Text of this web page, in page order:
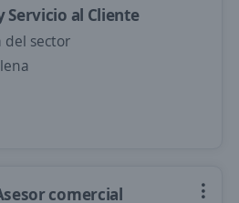
Servicio al Cliente
sector
comercial